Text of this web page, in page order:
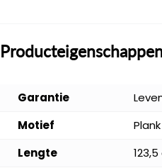
Garantie
Motief
Plank
Lengte